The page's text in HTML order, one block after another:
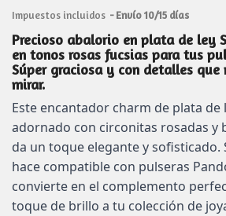
Impuestos incluidos Envío 10/15 días
Precioso abalorio en plata de ley
en tonos rosas fucsias para tus
Súper graciosa y con detalles que
mirar.
Este encantador charm de plata de
adornado con circonitas rosadas y
da un toque elegante y sofisticado.
hace compatible con pulseras
convierte en el complemento
toque de brillo a tu colección de